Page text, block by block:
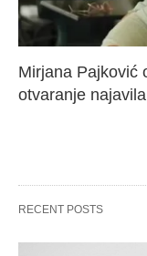
Mirjana Pajković
otvaranje
RECENT POSTS